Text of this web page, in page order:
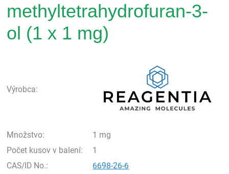
methyltetrahydrofuran-3-
ol (1 x 1 mg)
Výrobca:
Množstvo:
1 mg
Počet kusov v balení:
1
CAS/ID No.:
6698-26-6